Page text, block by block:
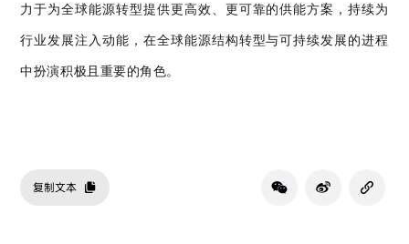
力于为全球能源转型提供更高效、更可靠的供能方案，持续为
行业发展注入动能，在全球能源结构转型与可持续发展的进程
中扮演积极且重要的角色。
复制文本